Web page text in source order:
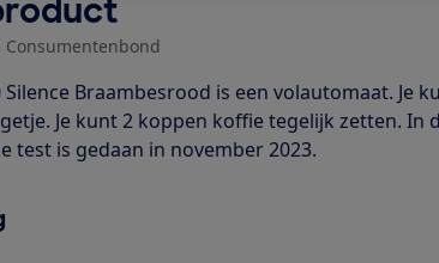
Consumentenbond
Silence Braambesrood is een volautomaat. Je
Je kunt 2 koppen koffie tegelijk zetten. In
test is gedaan in november 2023.